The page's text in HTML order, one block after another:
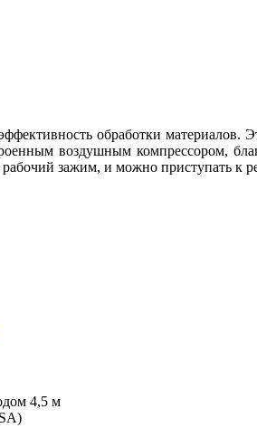
обработки материалов.
воздушным компрессором,
зажим, и можно приступать к
4,5 м